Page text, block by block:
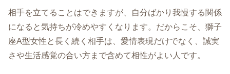
相手を立てることはできますが、自分ばかり我慢する関係
になると気持ちが冷めやすくなります。だからこそ、獅子
座A型女性と長く続く相手は、愛情表現だけでなく、誠実
さや生活感覚の合い方まで含めて相性がよい人です。